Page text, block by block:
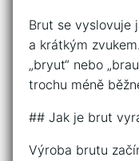
Brut se vyslovuje
a krátkým
„bryut“ nebo
trochu méně
## Jak je brut
Výroba brutu